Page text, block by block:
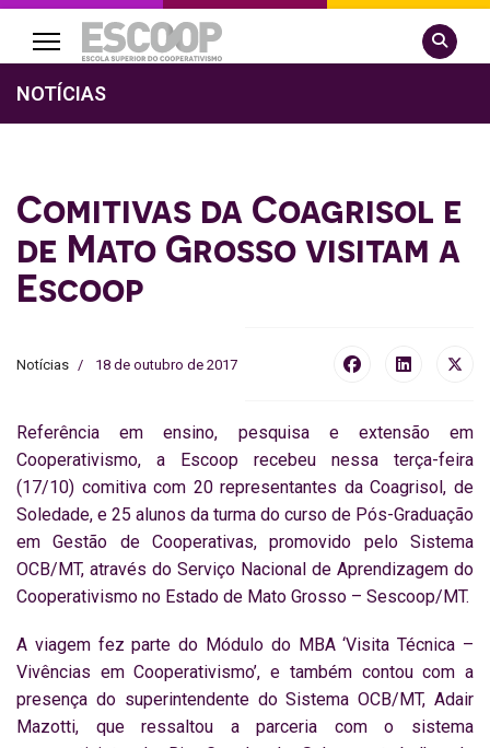
Pesquisar
NOTÍCIAS
Comitivas da Coagrisol e
de Mato Grosso visitam a
Escoop
Notícias 18 de outubro de 2017
Referência em ensino, pesquisa e extensão em
Cooperativismo, a Escoop recebeu nessa terça-feira
(17/10) comitiva com 20 representantes da Coagrisol, de
Soledade, e 25 alunos da turma do curso de Pós-Graduação
em Gestão de Cooperativas, promovido pelo Sistema
OCB/MT, através do Serviço Nacional de Aprendizagem do
Cooperativismo no Estado de Mato Grosso – Sescoop/MT.
A viagem fez parte do Módulo do MBA ‘Visita Técnica –
Vivências em Cooperativismo’, e também contou com a
presença do superintendente do Sistema OCB/MT, Adair
Mazotti, que ressaltou a parceria com o sistema